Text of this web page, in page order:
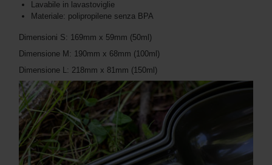
Lavabile in lavastoviglie
Materiale: polipropilene senza BPA
Dimensioni S: 169mm x 59mm (50ml)
Dimensione M: 190mm x 68mm (100ml)
Dimensione L: 218mm x 81mm (150ml)